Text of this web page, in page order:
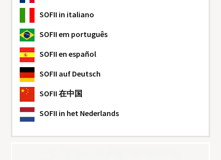
SOFII in italiano
SOFII em português
SOFII en español
SOFII auf Deutsch
SOFII 在中国
SOFII in het Nederlands